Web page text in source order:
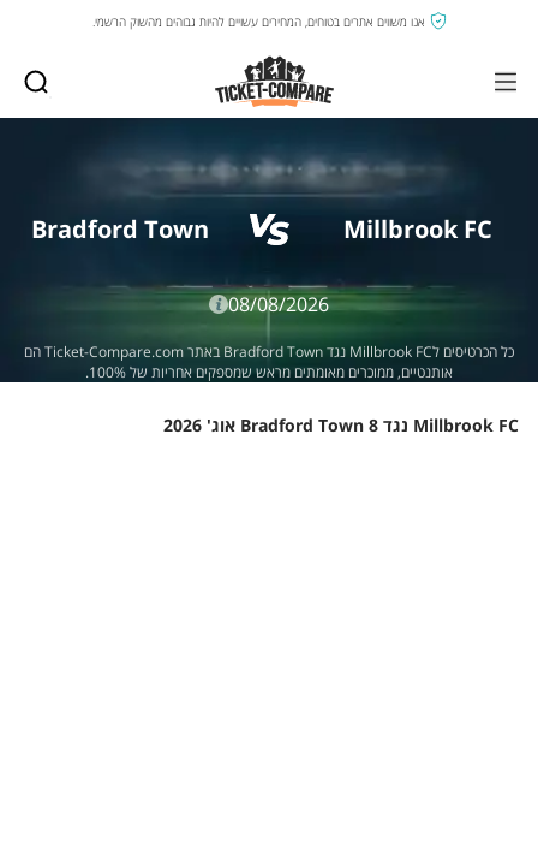
אנו משווים אתרים בטוחים, המחירים עשויים להיות גבוהים מהשוק הרשמי.
Millbrook FC
Bradford Town
08/08/2026
כל הכרטיסים לMillbrook FC נגד Bradford Town באתר Ticket-Compare.com הם
אותנטיים, ממוכרים מאומתים מראש שמספקים אחריות של 100%.
Millbrook FC נגד Bradford Town 8 אוג' 2026